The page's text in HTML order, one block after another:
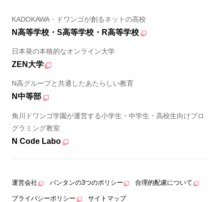
KADOKAWA・ドワンゴが創るネットの高校
N高等学校・S高等学校・R高等学校
日本発の本格的なオンライン大学
ZEN大学
N高グループと共通したあたらしい教育
N中等部
角川ドワンゴ学園が運営する小学生・中学生・高校生向けプロ
グラミング教室
N Code Labo
運営会社 バンタンの3つのポリシー 合理的配慮について
プライバシーポリシー サイトマップ